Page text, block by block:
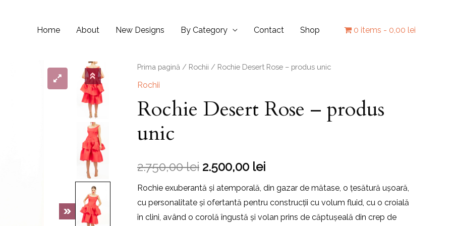
Home About New Designs By Category Contact Shop 0 items 0,00 lei
Prima pagină / Rochii / Rochie Desert Rose – produs unic
Rochii
Rochie Desert Rose – produs
unic
2.750,00lei 2.500,00 lei
Rochie exuberantă și atemporală, din gazar de mătase, o țesătură ușoară,
cu personalitate și ofertantă pentru construcții cu volum fluid, cu o croială
în clini, având o corolă îngustă și volan prins de căptușeală din crep de